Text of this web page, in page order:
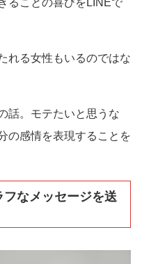
ることの喜びをLINEで
れる女性もいるのではな
話。モテたいと思うな
の感情を表現することを
フなメッセージを送